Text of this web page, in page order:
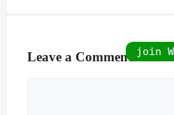
Leave a Comment